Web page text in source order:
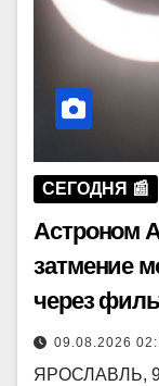
СЕГОДНЯ 📰
Астроном
затмение
через
09.08.2026
ЯРОСЛАВЛЬ, 9